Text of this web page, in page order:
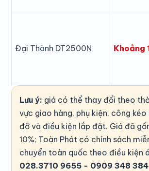
Đại Thành DT2500N Khoảng
Lưu ý: giá có thể thay đổi theo
vực giao hàng, phụ kiện, công kéo
đỡ và điều kiện lắp đặt. Giá đã
10%; Toàn Phát có chính sách
chuyển toàn quốc theo điều kiện
028.3710 9655 - 0909 348 384